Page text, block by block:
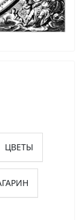
ЦВЕТЫ